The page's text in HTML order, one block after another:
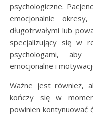
psychologiczne.
emocjonalnie
długotrwałymi lub
specjalizujący się w
psychologami, aby
emocjonalne i
Ważne jest również,
kończy się w
powinien kontynuować